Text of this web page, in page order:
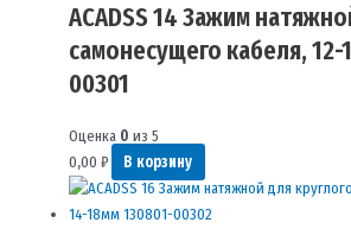
ACADSS 14 Зажим
самонесущего кабеля, 12-
00301
Оценка 0 из 5
0,00 ₽ В корзину